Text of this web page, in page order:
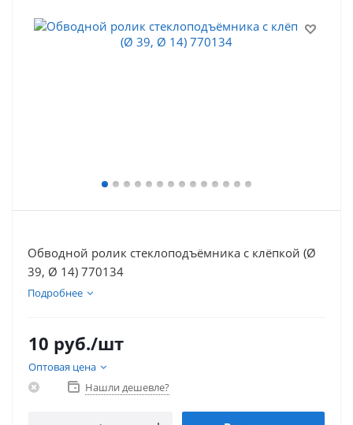
Обводной ролик стеклоподъёмника с клёпкой (Ø
39, Ø 14) 770134
Подробнее
10 руб./шт
Оптовая цена
Нашли дешевле?